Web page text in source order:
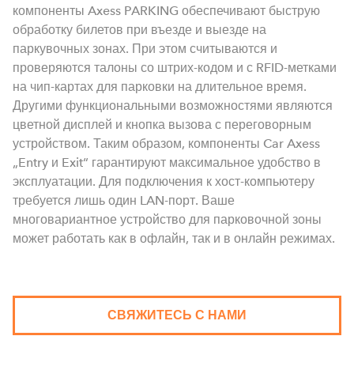
компоненты Axess PARKING обеспечивают быструю
обработку билетов при въезде и выезде на
паркувочных зонах. При этом считываются и
проверяются талоны со штрих-кодом и с RFID-метками
на чип-картах для парковки на длительное время.
Другими функциональными возможностями являются
цветной дисплей и кнопка вызова с переговорным
устройством. Таким образом, компоненты Car Axess
„Entry и Exit“ гарантируют максимальное удобство в
эксплуатации. Для подключения к хост-компьютеру
требуется лишь один LAN-порт. Ваше
многовариантное устройство для парковочной зоны
может работать как в офлайн, так и в онлайн режимах.
СВЯЖИТЕСЬ С НАМИ